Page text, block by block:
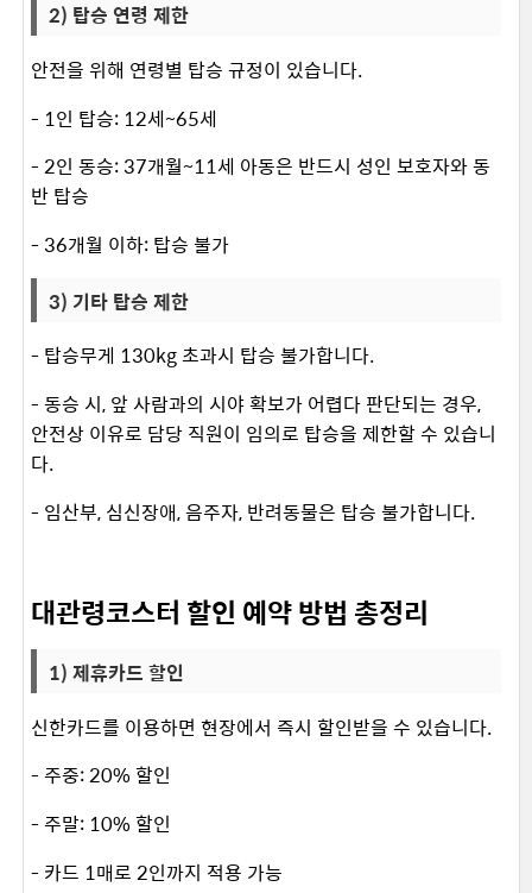
2) 탑승 연령 제한
안전을 위해 연령별 탑승 규정이 있습니다.
- 1인 탑승: 12세~65세
- 2인 동승: 37개월~11세 아동은 반드시 성인 보호자와 동
반 탑승
- 36개월 이하: 탑승 불가
3) 기타 탑승 제한
- 탑승무게 130kg 초과시 탑승 불가합니다.
- 동승 시, 앞 사람과의 시야 확보가 어렵다 판단되는 경우,
안전상 이유로 담당 직원이 임의로 탑승을 제한할 수 있습니
다.
- 임산부, 심신장애, 음주자, 반려동물은 탑승 불가합니다.
대관령코스터 할인 예약 방법 총정리
1) 제휴카드 할인
신한카드를 이용하면 현장에서 즉시 할인받을 수 있습니다. ​
- 주중: 20% 할인
- 주말: 10% 할인
- 카드 1매로 2인까지 적용 가능